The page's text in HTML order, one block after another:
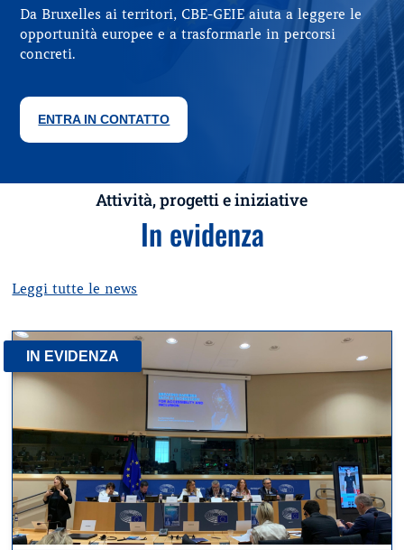
Da Bruxelles ai territori, CBE-GEIE aiuta a leggere le
opportunità europee e a trasformarle in percorsi
concreti.
ENTRA IN CONTATTO
Attività, progetti e iniziative
In evidenza
Leggi tutte le news
IN EVIDENZA